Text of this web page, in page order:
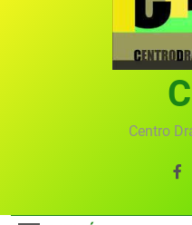
Gala 2024 en el Centro
Textos
Francisco Nieva de
convocado por el Centro
Gala anual virtual del
Centro